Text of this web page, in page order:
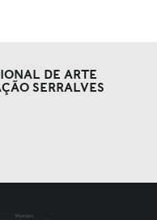
DE ARTE
SERRALVES